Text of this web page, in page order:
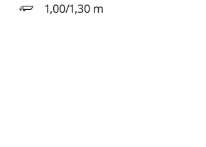
1,00/1,30 m
pescaggio